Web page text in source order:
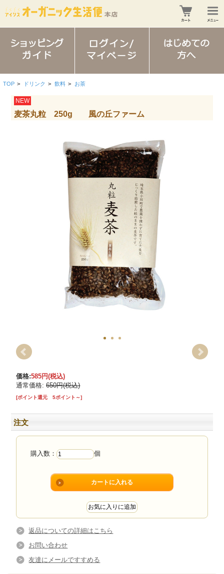
TOP > ドリンク > 飲料 > お茶
NEW
麦茶丸粒 250g 風の丘ファーム
価格:585円(税込)
通常価格:650円(税込)
[ポイント還元 5ポイント～]
注文
購入数： 個
返品についての詳細はこちら
お問い合わせ
友達にメールですすめる